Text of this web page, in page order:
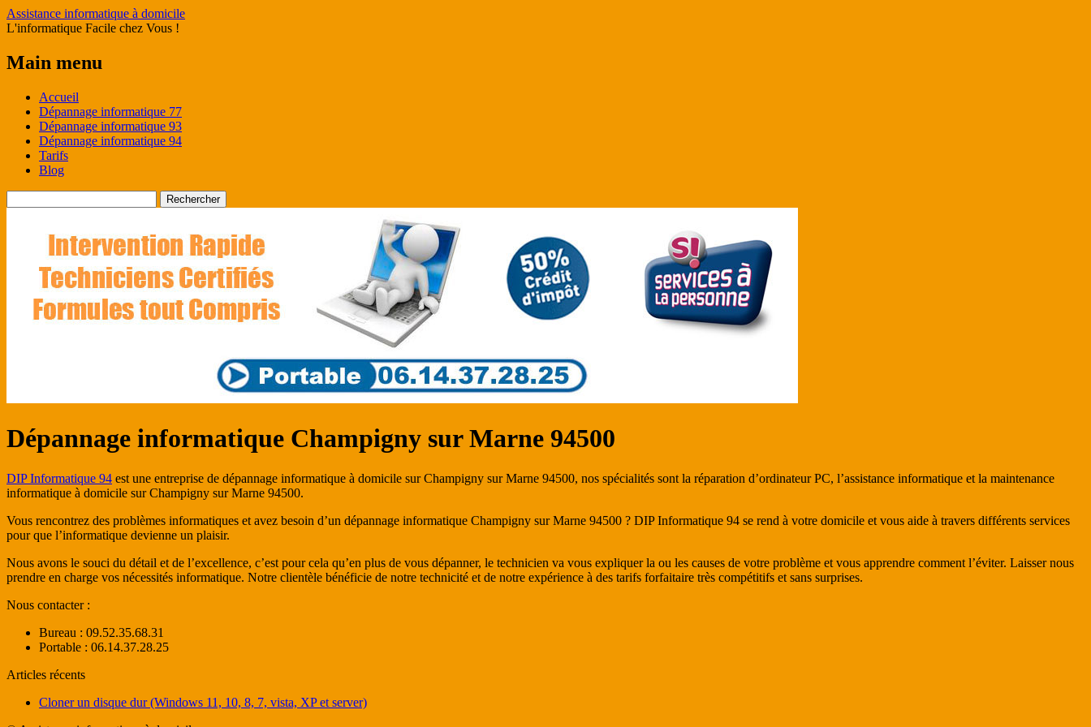
Assistance informatique à domicile
L'informatique Facile chez Vous !
Main menu
Skip
content
Accueil
Dépannage informatique 77
Dépannage informatique 93
Dépannage informatique 94
Tarifs
Blog
Dépannage informatique Champigny sur Marne 94500
DIP Informatique 94 est une entreprise de dépannage informatique à domicile sur Champigny sur Marne 94500, nos spécialités sont la réparation d’ordinateur PC, l’assistance informatique et la maintenance
informatique à domicile sur Champigny sur Marne 94500.
Vous rencontrez des problèmes informatiques et avez besoin d’un dépannage informatique Champigny sur Marne 94500 ? DIP Informatique 94 se rend à votre domicile et vous aide à travers différents services
pour que l’informatique devienne un plaisir.
Nous avons le souci du détail et de l’excellence, c’est pour cela qu’en plus de vous dépanner, le technicien va vous expliquer la ou les causes de votre problème et vous apprendre comment l’éviter. Laisser nous
prendre en charge vos nécessités informatique. Notre clientèle bénéficie de notre technicité et de notre expérience à des tarifs forfaitaire très compétitifs et sans surprises.
Nous contacter :
Bureau : 09.52.35.68.31
Portable : 06.14.37.28.25
Articles récents
Cloner un disque dur (Windows 11, 10, 8, 7, vista, XP et server)